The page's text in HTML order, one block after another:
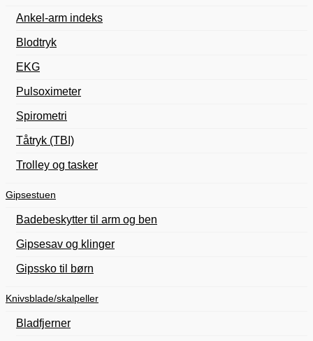
Ankel-arm indeks
Blodtryk
EKG
Pulsoximeter
Spirometri
Tåtryk (TBI)
Trolley og tasker
Gipsestuen
Badebeskytter til arm og ben
Gipsesav og klinger
Gipssko til børn
Knivsblade/skalpeller
Bladfjerner